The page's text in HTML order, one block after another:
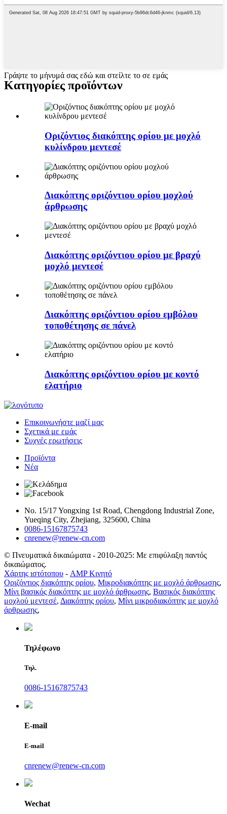
Γράψτε το μήνυμά σας εδώ και στείλτε το σε εμάς
Κατηγορίες προϊόντων
Οριζόντιος διακόπτης ορίου με μοχλό
κυλίνδρου μεντεσέ
Διακόπτης οριζόντιου ορίου μοχλού
άρθρωσης
Διακόπτης οριζόντιου ορίου με βραχύ
μοχλό μεντεσέ
Διακόπτης οριζόντιου ορίου εμβόλου
τοποθέτησης σε πάνελ
Διακόπτης οριζόντιου ορίου με κοντό
ελατήριο
Επικοινωνήστε μαζί μας
Σχετικά με εμάς
Συχνές ερωτήσεις
Προϊόντα
Νέα
No. 15/17 Yongxing 1st Road, Chengdong Industrial Zone,
Yueqing City, Zhejiang, 325600, China
0086-15167875743
cnrenew@renew-cn.com
© Πνευματικά δικαιώματα - 2010-2025: Με επιφύλαξη παντός
δικαιώματος.
Χάρτης ιστότοπου - AMP Κινητό
Οριζόντιος διακόπτης ορίου, Μικροδιακόπτης με μοχλό άρθρωσης,
Μίνι βασικός διακόπτης με μοχλό άρθρωσης, Βασικός διακόπτης
μοχλού μεντεσέ, Διακόπτης ορίου, Μίνι μικροδιακόπτης με μοχλό
άρθρωσης,
Τηλέφωνο
Τηλ.
0086-15167875743
E-mail
E-mail
cnrenew@renew-cn.com
Wechat